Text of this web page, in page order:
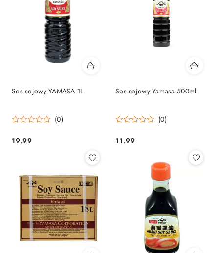
Sos sojowy YAMASA 1L
(0)
Cena:
19.99
Sos sojowy Yamasa 500ml
(0)
Cena:
11.99